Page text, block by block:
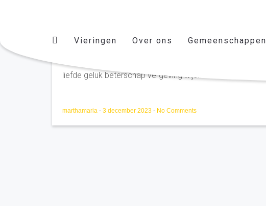
Vieringen Over ons Gemeenschappen
liefde geluk beterschap vergeving wijsheid....vier het leven
marthamaria - 3 december 2023 - No Comments